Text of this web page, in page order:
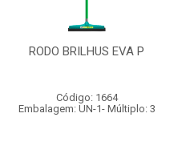
RODO BRILHUS EVA P
Código: 1664
Embalagem: UN-1- Múltiplo: 3